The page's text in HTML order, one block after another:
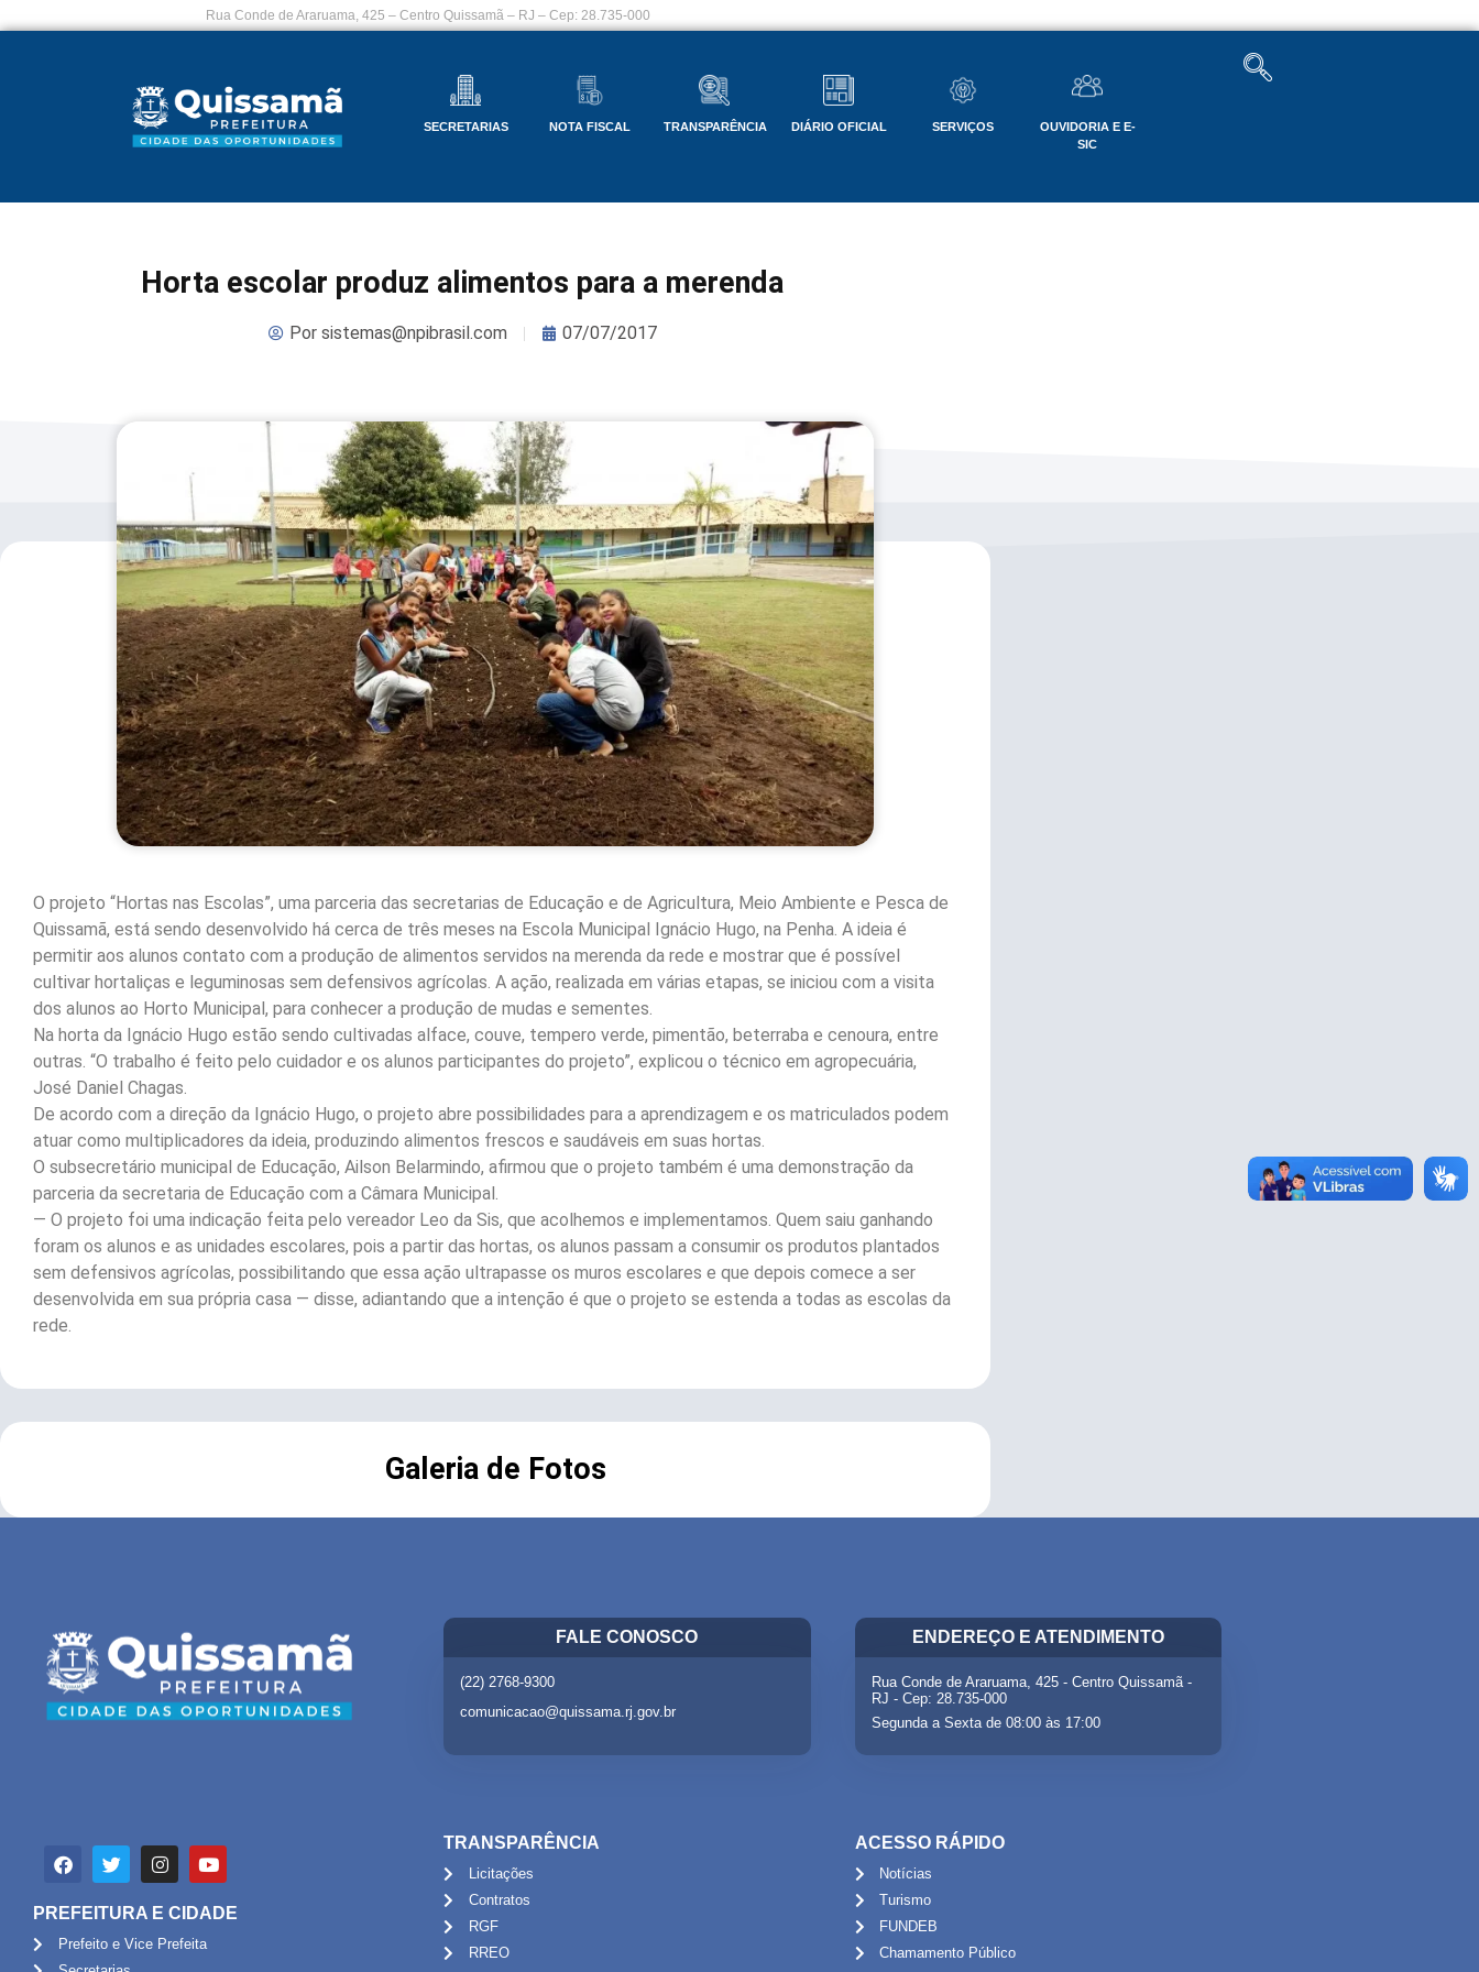
Rua Conde de Araruama, 425 – Centro Quissamã – RJ – Cep: 28.735-000
SECRETARIAS NOTA FISCAL TRANSPARÊNCIA DIÁRIO OFICIAL SERVIÇOS
OUVIDORIA E E-
SIC
Horta escolar produz alimentos para a merenda
Porsistemas@npibrasil.com 07/07/2017
O projeto “Hortas nas Escolas”, uma parceria das secretarias de Educação e de Agricultura, Meio Ambiente e Pesca de
Quissamã, está sendo desenvolvido há cerca de três meses na Escola Municipal Ignácio Hugo, na Penha. A ideia é
permitir aos alunos contato com a produção de alimentos servidos na merenda da rede e mostrar que é possível
cultivar hortaliças e leguminosas sem defensivos agrícolas. A ação, realizada em várias etapas, se iniciou com a visita
dos alunos ao Horto Municipal, para conhecer a produção de mudas e sementes.
Na horta da Ignácio Hugo estão sendo cultivadas alface, couve, tempero verde, pimentão, beterraba e cenoura, entre
outras. “O trabalho é feito pelo cuidador e os alunos participantes do projeto”, explicou o técnico em agropecuária,
José Daniel Chagas.
De acordo com a direção da Ignácio Hugo, o projeto abre possibilidades para a aprendizagem e os matriculados podem
atuar como multiplicadores da ideia, produzindo alimentos frescos e saudáveis em suas hortas.
O subsecretário municipal de Educação, Ailson Belarmindo, afirmou que o projeto também é uma demonstração da
parceria da secretaria de Educação com a Câmara Municipal.
— O projeto foi uma indicação feita pelo vereador Leo da Sis, que acolhemos e implementamos. Quem saiu ganhando
foram os alunos e as unidades escolares, pois a partir das hortas, os alunos passam a consumir os produtos plantados
sem defensivos agrícolas, possibilitando que essa ação ultrapasse os muros escolares e que depois comece a ser
desenvolvida em sua própria casa — disse, adiantando que a intenção é que o projeto se estenda a todas as escolas da
rede.
Galeria de Fotos
FALE CONOSCO
(22) 2768-9300
comunicacao@quissama.rj.gov.br
ENDEREÇO E ATENDIMENTO
Rua Conde de Araruama, 425 - Centro Quissamã -
RJ - Cep: 28.735-000
Segunda a Sexta de 08:00 às 17:00
PREFEITURA E CIDADE
Prefeito e Vice Prefeita
TRANSPARÊNCIA
Licitações
Contratos
RGF
RREO
ACESSO RÁPIDO
Notícias
Turismo
FUNDEB
Chamamento Público